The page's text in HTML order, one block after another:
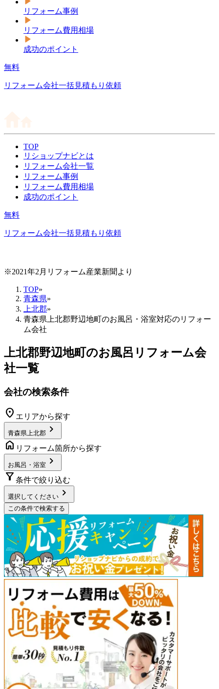
リフォーム事例
リフォーム費用相場
成功のポイント
無料
リフォーム会社一括見積もり依頼
TOP
リショップナビとは
リフォーム会社一覧
リフォーム事例
リフォーム費用相場
成功のポイント
無料
リフォーム会社一括見積もり依頼
※2021年2月リフォーム産業新聞より
TOP»
青森県»
上北郡»
青森県上北郡野辺地町のお風呂・浴室対応のリフォー
ム会社
上北郡野辺地町のお風呂リフォーム会
社一覧
会社の検索条件
location_on エリアから探す
青森県上北郡 chevron_right
home リフォーム箇所から探す
お風呂・浴室 chevron_right
filter_alt 条件で絞り込む
選択してください chevron_right
この条件で検索する